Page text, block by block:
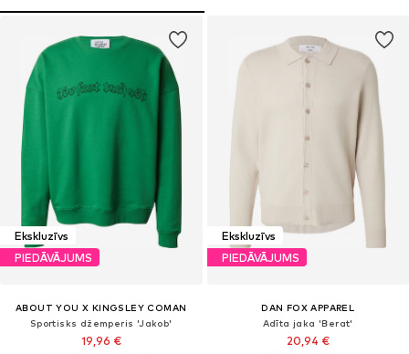
Ekskluzīvs
PIEDĀVĀJUMS
ABOUT YOU X KINGSLEY COMAN
Sportisks džemperis 'Jakob'
19,96 €
Ekskluzīvs
PIEDĀVĀJUMS
DAN FOX APPAREL
Adīta jaka 'Berat'
20,94 €